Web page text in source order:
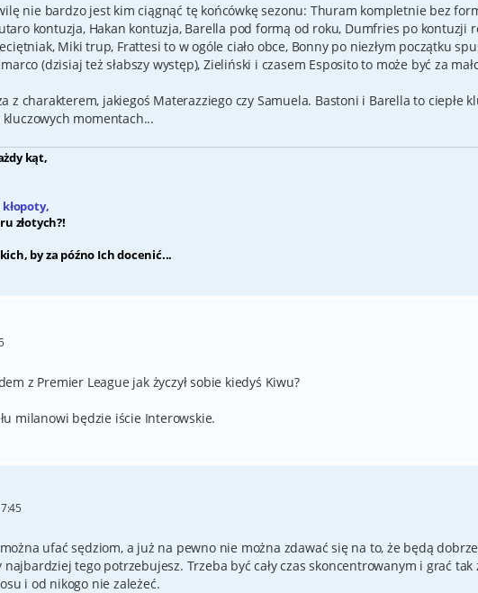
nie bardzo jest kim ciągnąć tę końcówkę sezonu: Thuram kompletnie bez
kontuzja, Hakan kontuzja, Barella pod formą od roku, Dumfries po kontuzji
Miki trup, Frattesi to w ogóle ciało obce, Bonny po niezłym początku
(dzisiaj też słabszy występ), Zieliński i czasem Esposito to może być za
z charakterem, jakiegoś Materazziego czy Samuela. Bastoni i Barella to ciepłe
momentach...
kąt,
złotych?!
by za późno Ich docenić...
z Premier League jak życzył sobie kiedyś Kiwu?
milanowi będzie iście Interowskie.
ufać sędziom, a już na pewno nie można zdawać się na to, że będą dobrze
tego potrzebujesz. Trzeba być cały czas skoncentrowanym i grać tak
i od nikogo nie zależeć.